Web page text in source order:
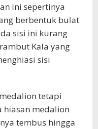
ini sepertinya
berbentuk bulat
sisi ini kurang
Kala yang
sisi
tetapi
hiasan medalion
tembus hingga